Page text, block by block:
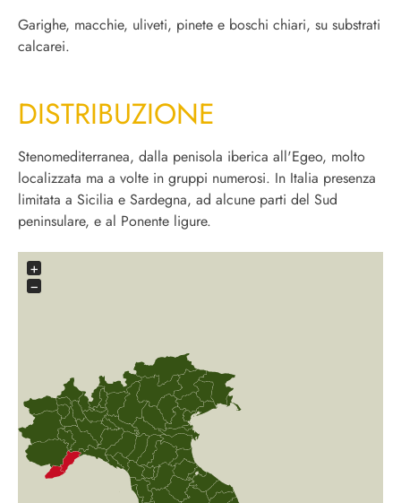
Garighe, macchie, uliveti, pinete e boschi chiari, su substrati
calcarei.
DISTRIBUZIONE
Stenomediterranea, dalla penisola iberica all'Egeo, molto
localizzata ma a volte in gruppi numerosi. In Italia presenza
limitata a Sicilia e Sardegna, ad alcune parti del Sud
peninsulare, e al Ponente ligure.
+
−